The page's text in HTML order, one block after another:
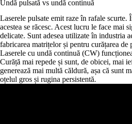
Undă pulsată vs undă continuă
Laserele pulsate emit raze în rafale scurte.
acestea se răcesc. Acest lucru le face mai
delicate. Sunt adesea utilizate în industria
fabricarea matrițelor și pentru curățarea de
Laserele cu undă continuă (CW)
Curăță mai repede și sunt, de obicei, mai
generează mai multă căldură, așa că sunt
oțelul gros și rugina persistentă.